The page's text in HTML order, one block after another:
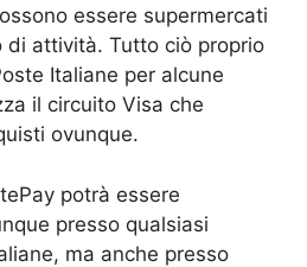
essere supermercati
di attività. Tutto ciò proprio
Italiane per alcune
il circuito Visa che
ovunque.
potrà essere
presso qualsiasi
ma anche presso